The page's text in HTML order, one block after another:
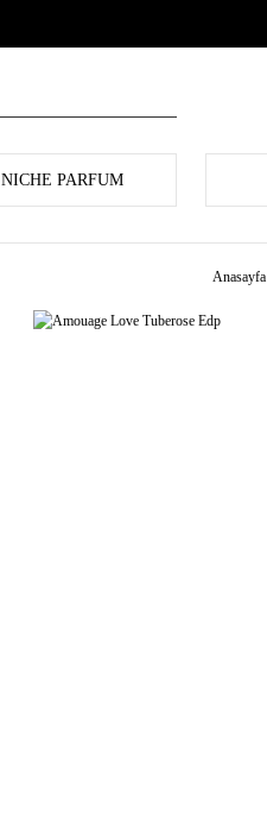
NICHE PARFUM
Anasayfa